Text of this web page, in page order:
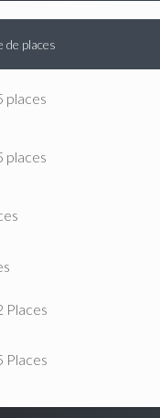
de places
places
places
Places
Places